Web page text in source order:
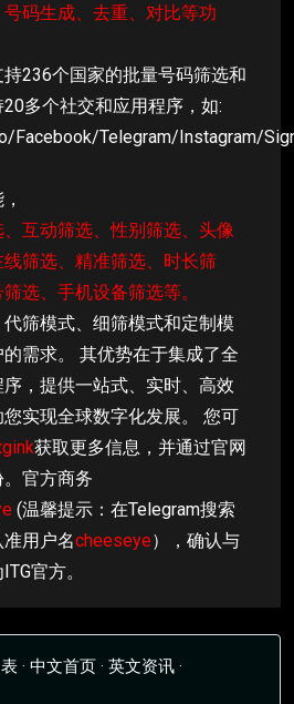
码生成、去重、对比等功
236个国家的批量号码筛选和
多个社交和应用程序，如:
Facebook/Telegram/Instagram/
互动筛选、性别筛选、头像
筛选、精准筛选、时长筛
选、手机设备筛选等。
筛模式、细筛模式和定制模
需求。 其优势在于集成了全
，提供一站式、实时、高效
实现全球数字化发展。 您可
获取更多信息，并通过官网
官方商务
(温馨提示：在Telegram搜索
用户名cheeseye），确认与
官方。
· 中文首页 · 英文资讯 ·